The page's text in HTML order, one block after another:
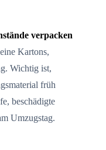
verpacken
Kartons,
Wichtig ist,
früh
beschädigte
Umzugstag.